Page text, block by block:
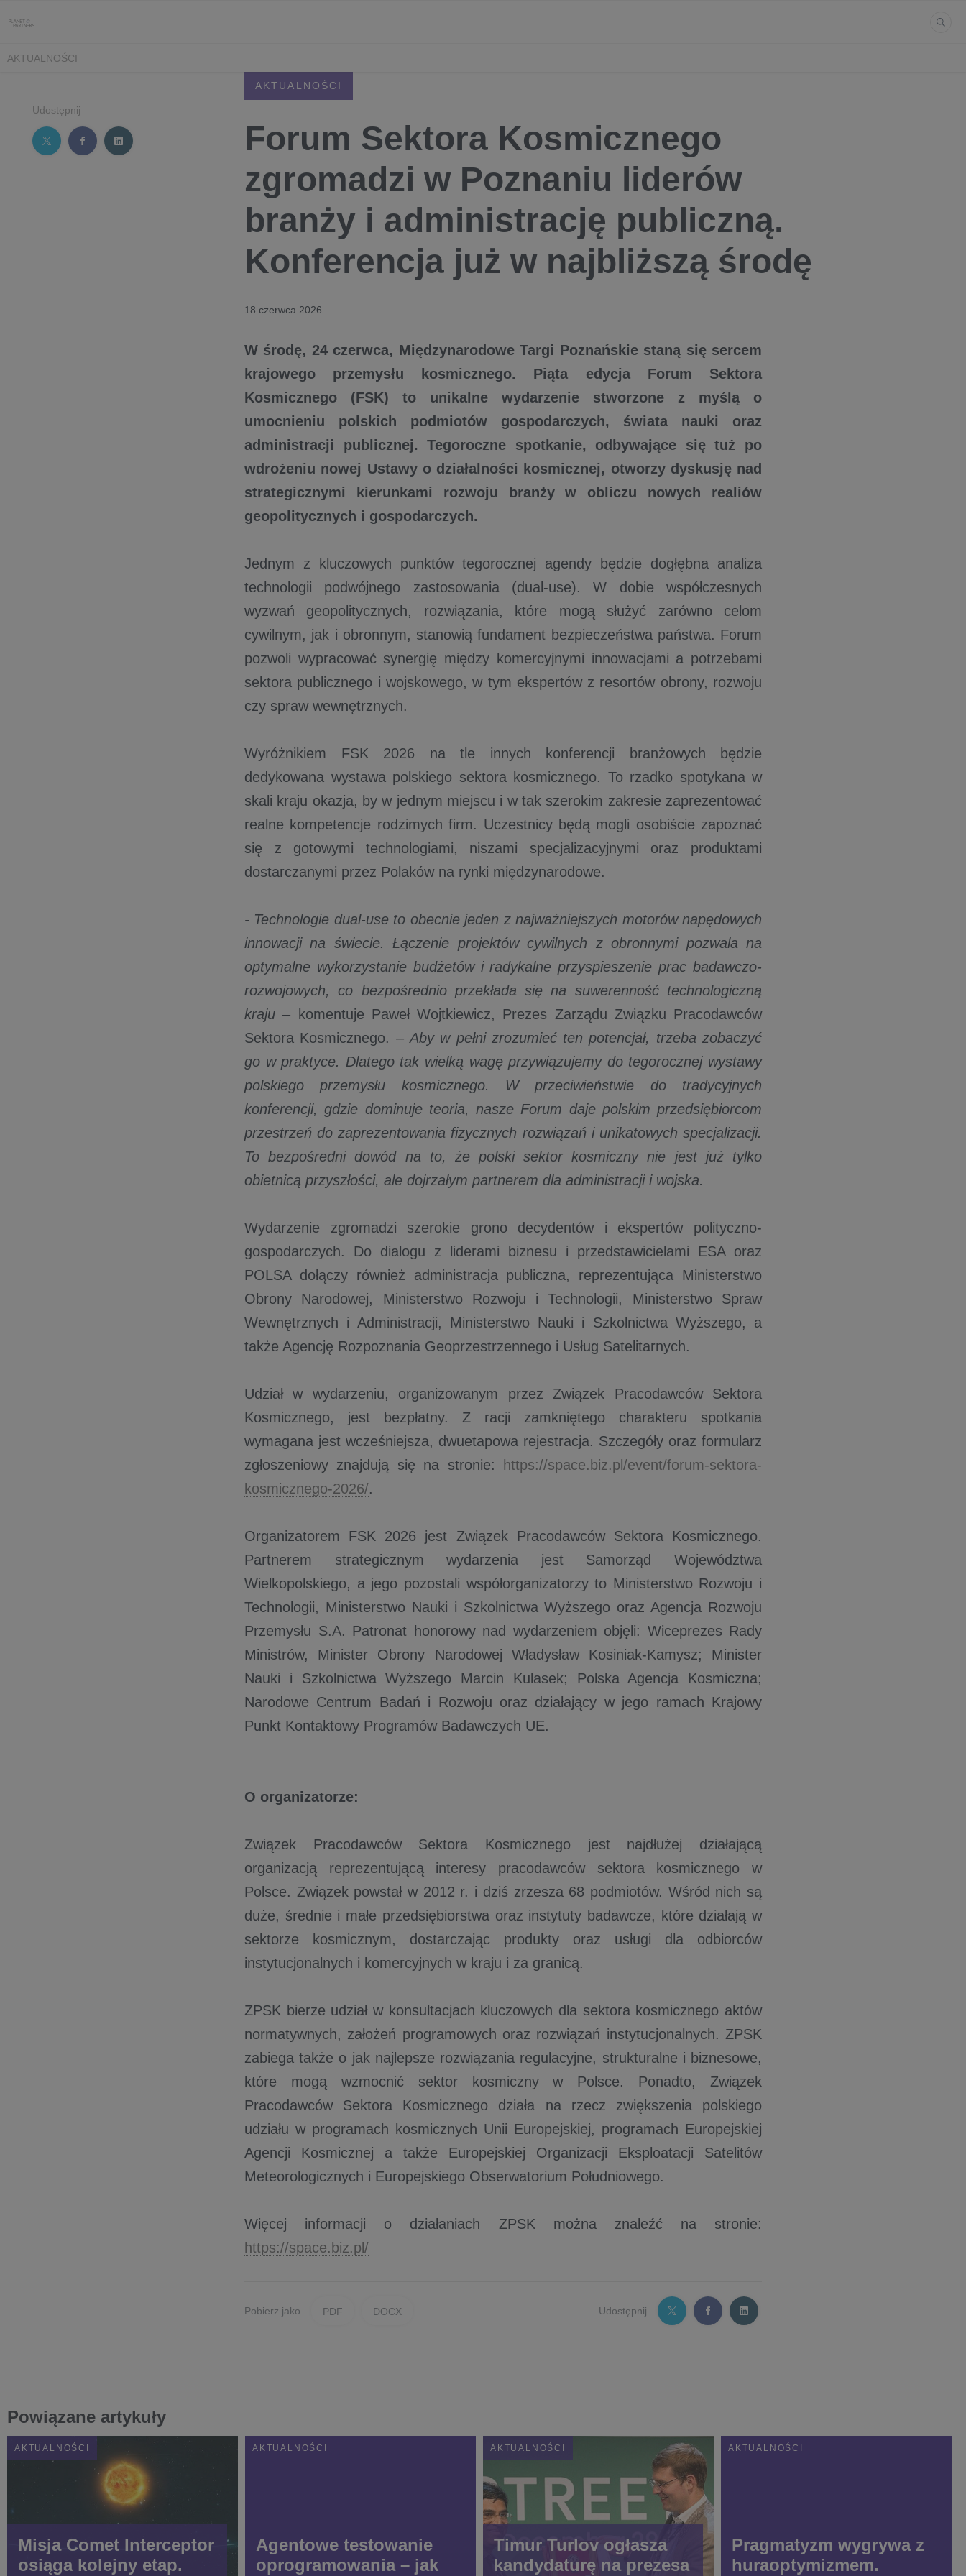
AKTUALNOŚCI
Udostępnij
AKTUALNOŚCI
Forum Sektora Kosmicznego
zgromadzi w Poznaniu liderów
branży i administrację publiczną.
Konferencja już w najbliższą środę
18 czerwca 2026
W środę, 24 czerwca, Międzynarodowe Targi Poznańskie staną się sercem
krajowego przemysłu kosmicznego. Piąta edycja Forum Sektora
Kosmicznego (FSK) to unikalne wydarzenie stworzone z myślą o
umocnieniu polskich podmiotów gospodarczych, świata nauki oraz
administracji publicznej. Tegoroczne spotkanie, odbywające się tuż po
wdrożeniu nowej Ustawy o działalności kosmicznej, otworzy dyskusję nad
strategicznymi kierunkami rozwoju branży w obliczu nowych realiów
geopolitycznych i gospodarczych.
Jednym z kluczowych punktów tegorocznej agendy będzie dogłębna analiza
technologii podwójnego zastosowania (dual-use). W dobie współczesnych
wyzwań geopolitycznych, rozwiązania, które mogą służyć zarówno celom
cywilnym, jak i obronnym, stanowią fundament bezpieczeństwa państwa. Forum
pozwoli wypracować synergię między komercyjnymi innowacjami a potrzebami
sektora publicznego i wojskowego, w tym ekspertów z resortów obrony, rozwoju
czy spraw wewnętrznych.
Wyróżnikiem FSK 2026 na tle innych konferencji branżowych będzie
dedykowana wystawa polskiego sektora kosmicznego. To rzadko spotykana w
skali kraju okazja, by w jednym miejscu i w tak szerokim zakresie zaprezentować
realne kompetencje rodzimych firm. Uczestnicy będą mogli osobiście zapoznać
się z gotowymi technologiami, niszami specjalizacyjnymi oraz produktami
dostarczanymi przez Polaków na rynki międzynarodowe.
- Technologie dual-use to obecnie jeden z najważniejszych motorów napędowych
innowacji na świecie. Łączenie projektów cywilnych z obronnymi pozwala na
optymalne wykorzystanie budżetów i radykalne przyspieszenie prac badawczo-
rozwojowych, co bezpośrednio przekłada się na suwerenność technologiczną
kraju – komentuje Paweł Wojtkiewicz, Prezes Zarządu Związku Pracodawców
Sektora Kosmicznego. – Aby w pełni zrozumieć ten potencjał, trzeba zobaczyć
go w praktyce. Dlatego tak wielką wagę przywiązujemy do tegorocznej wystawy
polskiego przemysłu kosmicznego. W przeciwieństwie do tradycyjnych
konferencji, gdzie dominuje teoria, nasze Forum daje polskim przedsiębiorcom
przestrzeń do zaprezentowania fizycznych rozwiązań i unikatowych specjalizacji.
To bezpośredni dowód na to, że polski sektor kosmiczny nie jest już tylko
obietnicą przyszłości, ale dojrzałym partnerem dla administracji i wojska.
Wydarzenie zgromadzi szerokie grono decydentów i ekspertów polityczno-
gospodarczych. Do dialogu z liderami biznesu i przedstawicielami ESA oraz
POLSA dołączy również administracja publiczna, reprezentująca Ministerstwo
Obrony Narodowej, Ministerstwo Rozwoju i Technologii, Ministerstwo Spraw
Wewnętrznych i Administracji, Ministerstwo Nauki i Szkolnictwa Wyższego, a
także Agencję Rozpoznania Geoprzestrzennego i Usług Satelitarnych.
Udział w wydarzeniu, organizowanym przez Związek Pracodawców Sektora
Kosmicznego, jest bezpłatny. Z racji zamkniętego charakteru spotkania
wymagana jest wcześniejsza, dwuetapowa rejestracja. Szczegóły oraz formularz
zgłoszeniowy znajdują się na stronie:
https://space.biz.pl/event/forum-sektora-
kosmicznego-2026/.
Organizatorem FSK 2026 jest Związek Pracodawców Sektora Kosmicznego.
Partnerem strategicznym wydarzenia jest Samorząd Województwa
Wielkopolskiego, a jego pozostali współorganizatorzy to Ministerstwo Rozwoju i
Technologii, Ministerstwo Nauki i Szkolnictwa Wyższego oraz Agencja Rozwoju
Przemysłu S.A. Patronat honorowy nad wydarzeniem objęli: Wiceprezes Rady
Ministrów, Minister Obrony Narodowej Władysław Kosiniak-Kamysz; Minister
Nauki i Szkolnictwa Wyższego Marcin Kulasek; Polska Agencja Kosmiczna;
Narodowe Centrum Badań i Rozwoju oraz działający w jego ramach Krajowy
Punkt Kontaktowy Programów Badawczych UE.
O organizatorze:
Związek Pracodawców Sektora Kosmicznego jest najdłużej działającą
organizacją reprezentującą interesy pracodawców sektora kosmicznego w
Polsce. Związek powstał w 2012 r. i dziś zrzesza 68 podmiotów. Wśród nich są
duże, średnie i małe przedsiębiorstwa oraz instytuty badawcze, które działają w
sektorze kosmicznym, dostarczając produkty oraz usługi dla odbiorców
instytucjonalnych i komercyjnych w kraju i za granicą.
ZPSK bierze udział w konsultacjach kluczowych dla sektora kosmicznego aktów
normatywnych, założeń programowych oraz rozwiązań instytucjonalnych. ZPSK
zabiega także o jak najlepsze rozwiązania regulacyjne, strukturalne i biznesowe,
które mogą wzmocnić sektor kosmiczny w Polsce. Ponadto, Związek
Pracodawców Sektora Kosmicznego działa na rzecz zwiększenia polskiego
udziału w programach kosmicznych Unii Europejskiej, programach Europejskiej
Agencji Kosmicznej a także Europejskiej Organizacji Eksploatacji Satelitów
Meteorologicznych i Europejskiego Obserwatorium Południowego.
Więcej informacji o działaniach ZPSK można znaleźć na stronie:
https://space.biz.pl/
Pobierz jako PDF DOCX Udostępnij
Powiązane artykuły
AKTUALNOŚCI
Misja Comet Interceptor
osiąga kolejny etap.
AKTUALNOŚCI
Agentowe testowanie
oprogramowania – jak
AKTUALNOŚCI
Timur Turlov ogłasza
kandydaturę na prezesa
AKTUALNOŚCI
Pragmatyzm wygrywa z
huraoptymizmem.